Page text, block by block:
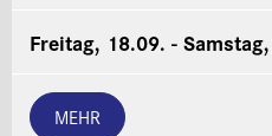
Freitag, 18.09. -
MEHR